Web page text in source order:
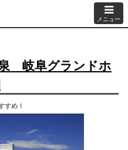
メニュー
岐阜グランドホ
すめ！